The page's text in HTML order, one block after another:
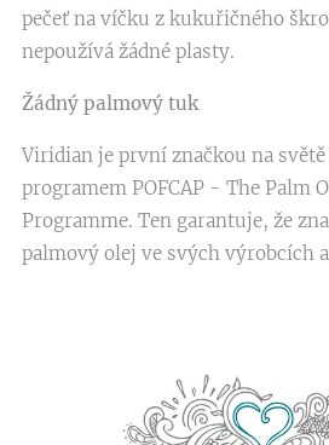
pečeť na víčku z kukuřičného
nepoužívá žádné plasty.
Žádný palmový tuk
Viridian je první značkou na
programem POFCAP - The Palm
Programme. Ten garantuje, že
palmový olej ve svých výrobcích